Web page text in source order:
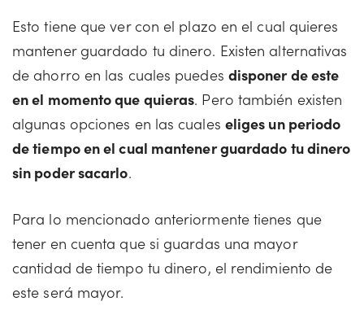
Esto tiene que ver con el plazo en el cual quieres
mantener guardado tu dinero. Existen alternativas
de ahorro en las cuales puedes disponer de este
en el momento que quieras. Pero también existen
algunas opciones en las cuales eliges un periodo
de tiempo en el cual mantener guardado tu dinero
sin poder sacarlo.
Para lo mencionado anteriormente tienes que
tener en cuenta que si guardas una mayor
cantidad de tiempo tu dinero, el rendimiento de
este será mayor.